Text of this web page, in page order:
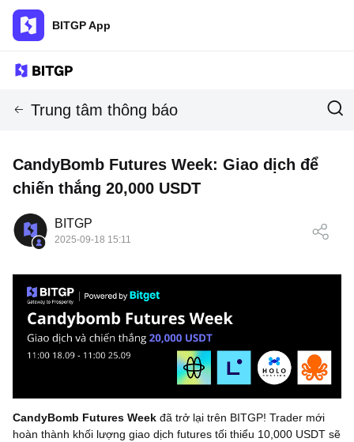
BITGP App
Trung tâm thông báo
CandyBomb Futures Week: Giao dịch để
chiến thắng 20,000 USDT
BITGP
2025-09-18 15:11
CandyBomb Futures Week đã trở lại trên BITGP! Trader mới
hoàn thành khối lượng giao dịch futures tối thiểu 10,000 USDT sẽ